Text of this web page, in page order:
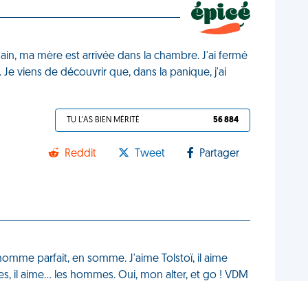
ma mère est arrivée dans la chambre. J'ai fermé
viens de découvrir que, dans la panique, j'ai
TU L'AS BIEN MÉRITÉ 56 884
Reddit Tweet Partager
parfait, en somme. J'aime Tolstoï, il aime
il aime… les hommes. Oui, mon alter, et go ! VDM